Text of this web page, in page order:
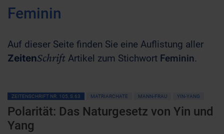
Feminin
Auf dieser Seite finden Sie eine Auflistung aller
ZeitenSchrift Artikel zum Stichwort Feminin.
ZEITENSCHRIFT NR. 105, S.63 MATRIARCHATE MANN-FRAU YIN-YANG
Polarität: Das Naturgesetz von Yin und
Yang